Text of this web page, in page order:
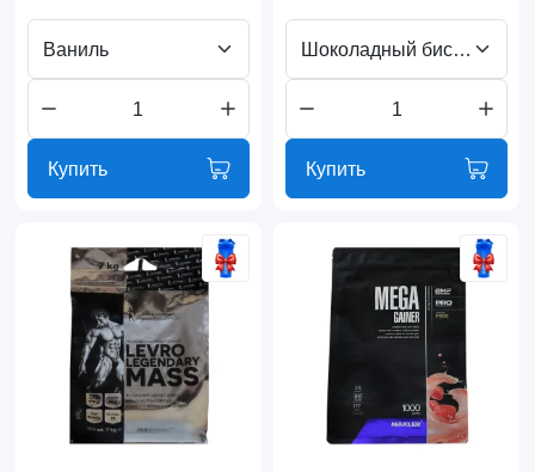
Ваниль
Купить
Шоколадный бисквит
Купить